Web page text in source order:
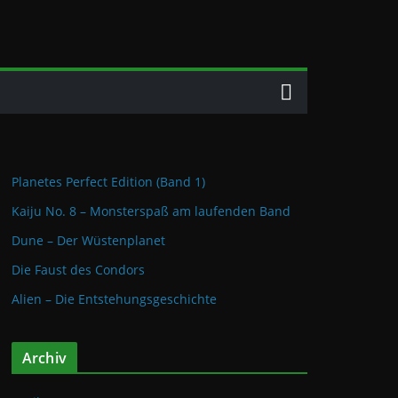
Planetes Perfect Edition (Band 1)
Kaiju No. 8 – Monsterspaß am laufenden Band
Dune – Der Wüstenplanet
Die Faust des Condors
Alien – Die Entstehungsgeschichte
Archiv